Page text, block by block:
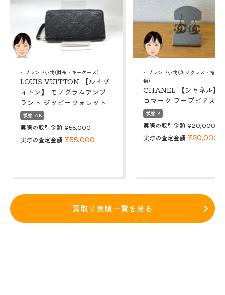
ブランド小物(財布・キーケース)
LOUIS VUITTON 【ルイヴ
ィトン】 モノグラムアンプ
ラント ジッピーウォレット
状態 AB
実際の取引金額 ¥55,000
実際の査定金額 ¥55,000
ブランド小物(ネックレス・指輪
物)
CHANEL 【シャネル】
コマーク フープピアス
状態 B
実際の取引金額 ¥20,000
実際の査定金額 ¥20,000
買取り実績一覧を見る